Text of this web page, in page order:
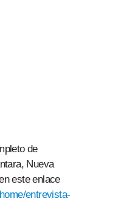
de
Nueva
este enlace
entrevista-